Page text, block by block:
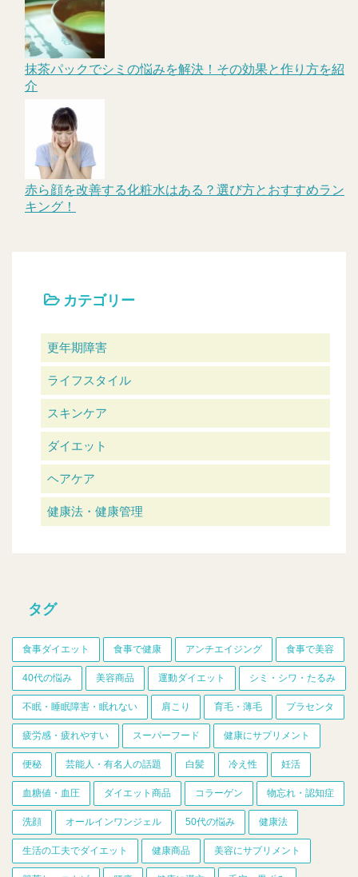
抹茶パックでシミの悩みを解決！その効果と作り方を紹
介
赤ら顔を改善する化粧水はある？選び方とおすすめラン
キング！
カテゴリー
更年期障害
ライフスタイル
スキンケア
ダイエット
ヘアケア
健康法・健康管理
タグ
食事ダイエット 食事で健康 アンチエイジング 食事で美容
40代の悩み 美容商品 運動ダイエット シミ・シワ・たるみ
不眠・睡眠障害・眠れない 肩こり 育毛・薄毛 プラセンタ
疲労感・疲れやすい スーパーフード 健康にサプリメント
便秘 芸能人・有名人の話題 白髪 冷え性 妊活
血糖値・血圧 ダイエット商品 コラーゲン 物忘れ・認知症
洗顔 オールインワンジェル 50代の悩み 健康法
生活の工夫でダイエット 健康商品 美容にサプリメント